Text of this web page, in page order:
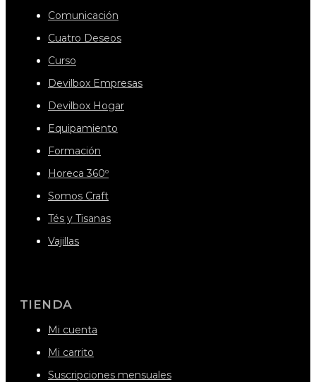
Comunicación
Cuatro Deseos
Curso
Devilbox Empresas
Devilbox Hogar
Equipamiento
Formación
Horeca 360º
Somos Craft
Tés y Tisanas
Vajillas
TIENDA
Mi cuenta
Mi carrito
Suscripciones mensuales